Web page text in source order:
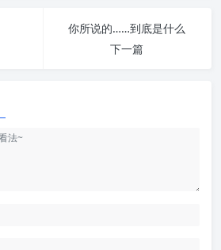
你所说的……到底是什么
下一篇